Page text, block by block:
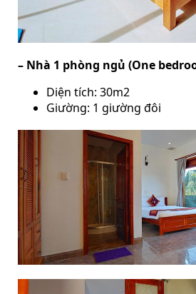
– Nhà 1 phòng ngủ (One
Diện tích: 30m2
Giường: 1 giường đôi